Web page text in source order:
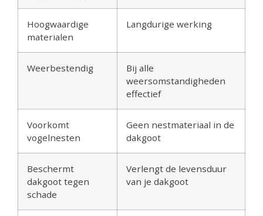
Hoogwaardige
materialen
Langdurige werking
Weerbestendig
Bij alle
weersomstandigheden
effectief
Voorkomt
vogelnesten
Geen nestmateriaal in de
dakgoot
Beschermt
dakgoot tegen
schade
Verlengt de levensduur
van je dakgoot